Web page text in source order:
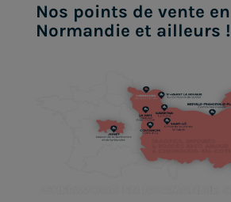
Nos points de vente en
Normandie et ailleurs !